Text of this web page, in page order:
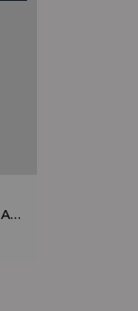
VIENNE – SAINT-SAVIN – PROPRIÉTÉ DE CHARME EN CAMPAGNE – GRAND TERRAIN AVEC PISCINE